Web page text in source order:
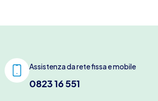
Assistenza da rete fissa e mobile
0823 16 551